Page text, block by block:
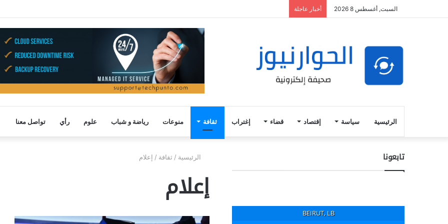
السبت, أغسطس 8 2026 أخبار عاجلة
الرئيسية سياسة إقتصاد قضاء إغتراب ثقافة منوعات رياضة و شباب علوم رأي تواصل معنا
الرئيسية / ثقافة / إعلام
إعلام
تابعونا
BEIRUT, LB